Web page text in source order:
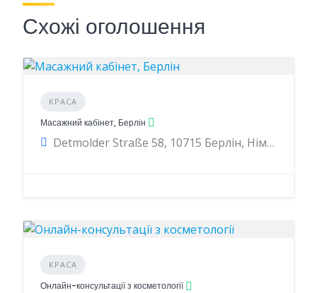
Схожі оголошення
КРАСА
Масажний кабінет, Берлін
Detmolder Straße 58, 10715 Берлін, Німеччина
КРАСА
Онлайн-консультації з косметології